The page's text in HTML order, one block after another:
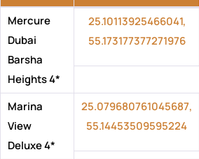
Mercure
Dubai
Barsha
Heights 4*
25.10113925466041,
55.173177377271976
Marina
View
Deluxe 4*
25.079680761045687,
55.14453509595224